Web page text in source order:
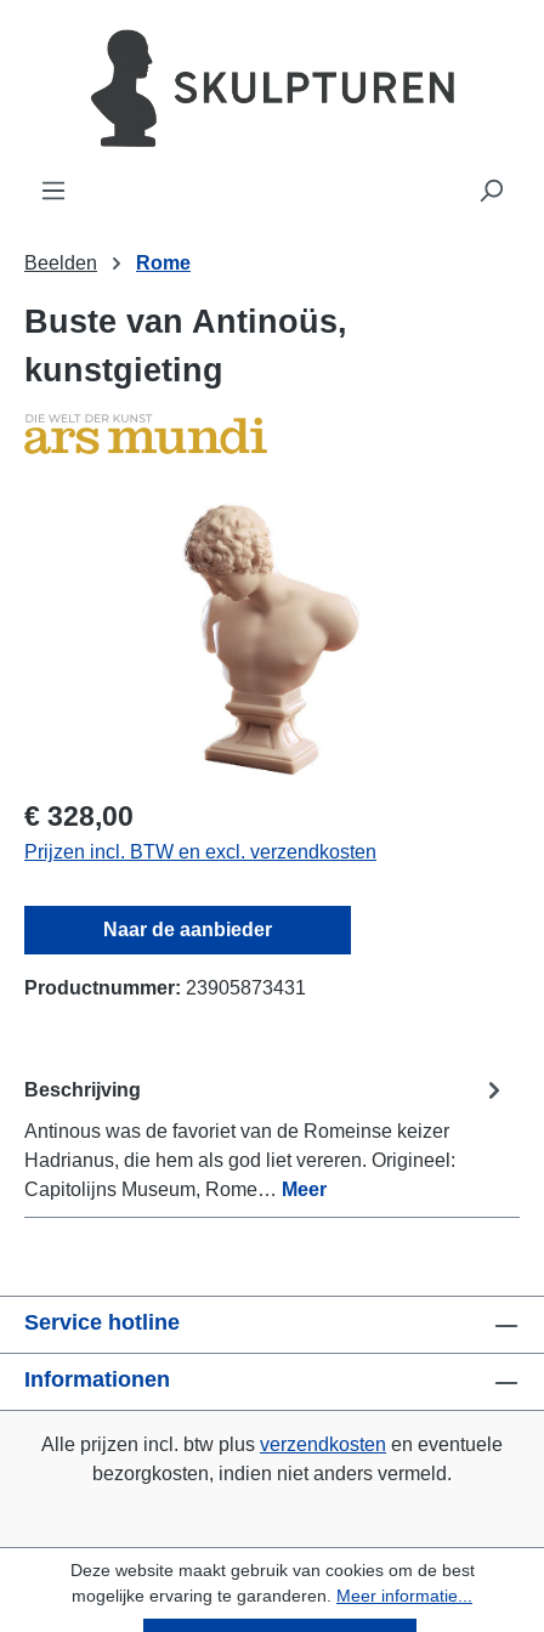
Beelden Rome
Buste van Antinoüs,
kunstgieting
Afbeeldingengalerij overslaan
€ 328,00
Prijzen incl. BTW en excl. verzendkosten
Naar de aanbieder
Productnummer: 23905873431
Beschrijving
Antinous was de favoriet van de Romeinse keizer
Hadrianus, die hem als god liet vereren. Origineel:
Capitolijns Museum, Rome… Meer
Service hotline
Informationen
Alle prijzen incl. btw plus verzendkosten en eventuele
bezorgkosten, indien niet anders vermeld.
Deze website maakt gebruik van cookies om de best
mogelijke ervaring te garanderen. Meer informatie...